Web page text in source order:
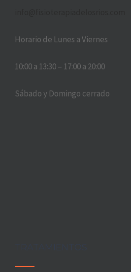
Horario de Lunes a Viernes
10:00 a 13:30 – 17:00 a 20:00
Sábado y Domingo cerrado